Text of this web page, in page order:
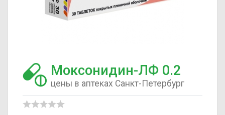
Моксонидин-ЛФ 0.2
цены в аптеках Санкт-Петербург